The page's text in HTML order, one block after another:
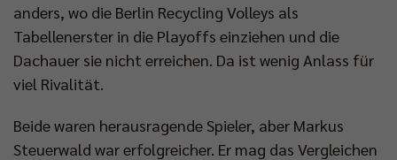
anders, wo die Berlin Recycling Volleys als
Tabellenerster in die Playoffs einziehen und die
Dachauer sie nicht erreichen. Da ist wenig Anlass für
viel Rivalität.
Beide waren herausragende Spieler, aber Markus
Steuerwald war erfolgreicher. Er mag das Vergleichen